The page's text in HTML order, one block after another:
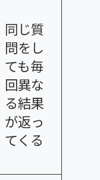
同じ質
問をし
ても毎
回異な
る結果
が返っ
てくる